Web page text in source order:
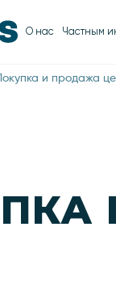
О нас Частным
и продажа